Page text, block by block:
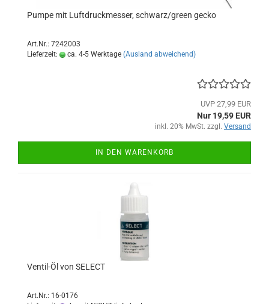
Pumpe mit Luftdruckmesser, schwarz/green gecko
Art.Nr.: 7242003
Lieferzeit:
ca. 4-5 Werktage (Ausland abweichend)
UVP 27,99 EUR
Nur 19,59 EUR
inkl. 20% MwSt. zzgl. Versand
IN DEN WARENKORB
Ventil-Öl von SELECT
Art.Nr.: 16-0176